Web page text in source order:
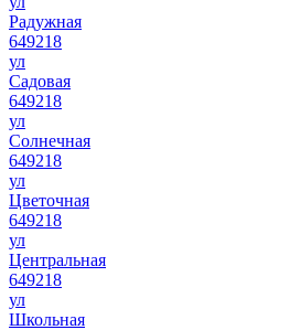
Радужная
649218
ул
Садовая
649218
ул
Солнечная
649218
ул
Цветочная
649218
ул
Центральная
649218
ул
Школьная